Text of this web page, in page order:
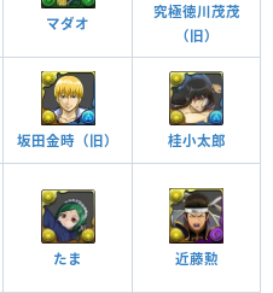
マダオ
究極徳川茂茂
（旧）
坂田金時（旧） 桂小太郎
たま 近藤勲